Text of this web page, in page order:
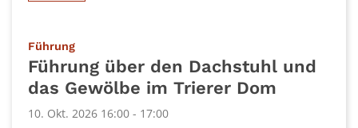
Führung:
Führung über den Dachstuhl und
das Gewölbe im Trierer Dom
10. Okt. 2026 16:00 - 17:00